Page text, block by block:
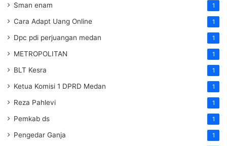
Sman enam 1
Cara Adapt Uang Online 1
Dpc pdi perjuangan medan 1
METROPOLITAN 1
BLT Kesra 1
Ketua Komisi 1 DPRD Medan 1
Reza Pahlevi 1
Pemkab ds 1
Pengedar Ganja 1